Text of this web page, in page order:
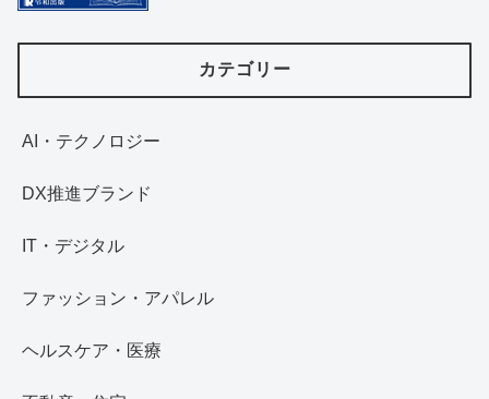
カテゴリー
AI・テクノロジー
DX推進ブランド
IT・デジタル
ファッション・アパレル
ヘルスケア・医療